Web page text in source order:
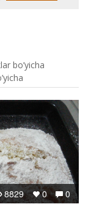
bo’yicha
0
0
8829